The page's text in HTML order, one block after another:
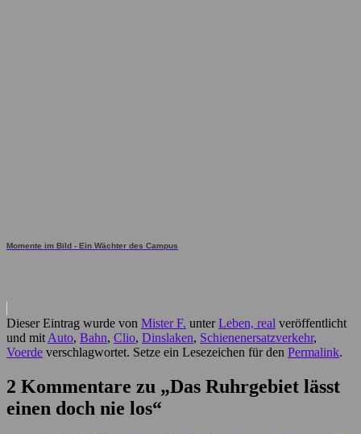
Momente im Bild - Ein Wächter des Campus
Dieser Eintrag wurde von Mister F. unterLeben, real veröffentlicht
und mit Auto, Bahn, Clio, Dinslaken, Schienenersatzverkehr,
Voerde verschlagwortet. Setze ein Lesezeichen für den Permalink.
2 Kommentare zu „Das Ruhrgebiet lässt
einen doch nie los“